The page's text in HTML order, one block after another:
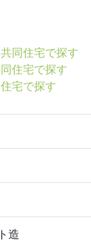
同住宅で探す
住宅で探す
宅で探す
造